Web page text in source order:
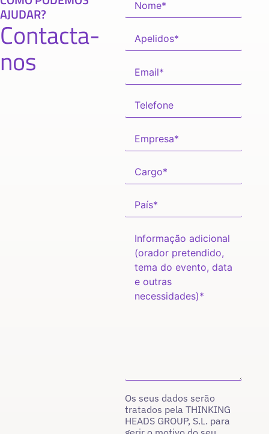
AJUDAR?
Contacta-
nos
Os seus dados serão
tratados pela THINKING
HEADS GROUP, S.L. para